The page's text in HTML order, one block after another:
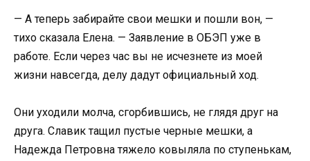
— А теперь забирайте свои мешки и пошли вон, —
тихо сказала Елена. — Заявление в ОБЭП уже в
работе. Если через час вы не исчезнете из моей
жизни навсегда, делу дадут официальный ход.
Они уходили молча, сгорбившись, не глядя друг на
друга. Славик тащил пустые черные мешки, а
Надежда Петровна тяжело ковыляла по ступенькам,